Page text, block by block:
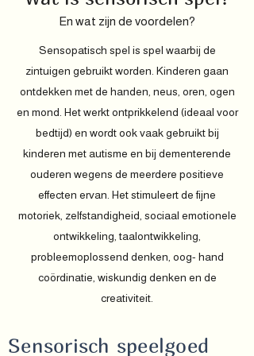
En wat zijn de voordelen?
Sensopatisch spel is spel waarbij de
zintuigen gebruikt worden. Kinderen gaan
ontdekken met de handen, neus, oren, ogen
en mond. Het werkt ontprikkelend (ideaal voor
bedtijd) en wordt ook vaak gebruikt bij
kinderen met autisme en bij dementerende
ouderen wegens de meerdere positieve
effecten ervan. Het stimuleert de fijne
motoriek, zelfstandigheid, sociaal emotionele
ontwikkeling, taalontwikkeling,
probleemoplossend denken, oog- hand
coördinatie, wiskundig denken en de
creativiteit.
Sensorisch speelgoed